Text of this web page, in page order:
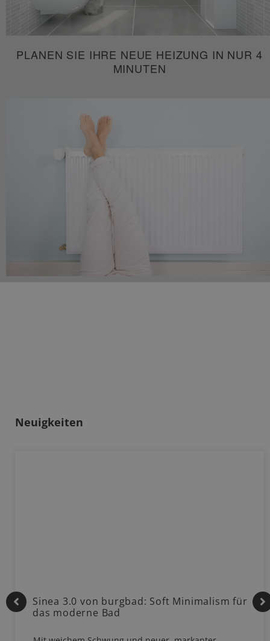
PLANEN SIE IHRE NEUE HEIZUNG IN NUR 4
MINUTEN
Neuigkeiten
Sinea 3.0 von burgbad: Soft Minimalism für
das moderne Bad